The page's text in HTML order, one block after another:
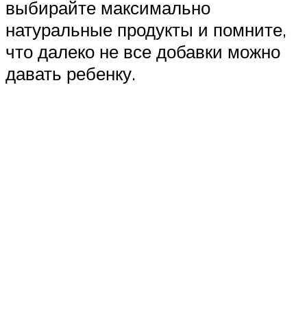
выбирайте максимально
натуральные продукты и помните,
что далеко не все добавки можно
давать ребенку.